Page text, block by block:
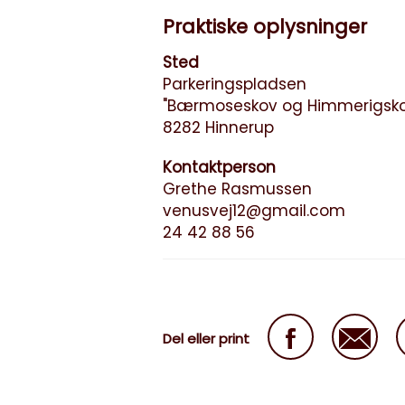
Praktiske oplysninger
Sted
Parkeringspladsen
"Bærmoseskov og
8282 Hinnerup
Kontaktperson
Grethe Rasmussen
venusvej12@gmail.com
24 42 88 56
Del eller print